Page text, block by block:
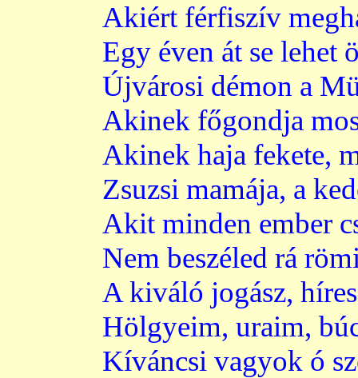
Akiért férfiszív
Egy éven át se lehet
Újvárosi démon a
Akinek főgondja
Akinek haja fekete,
Zsuzsi mamája, a
Akit minden ember
Nem beszéled rá
A kiváló jogász,
Hölgyeim, uraim,
Kíváncsi vagyok ó